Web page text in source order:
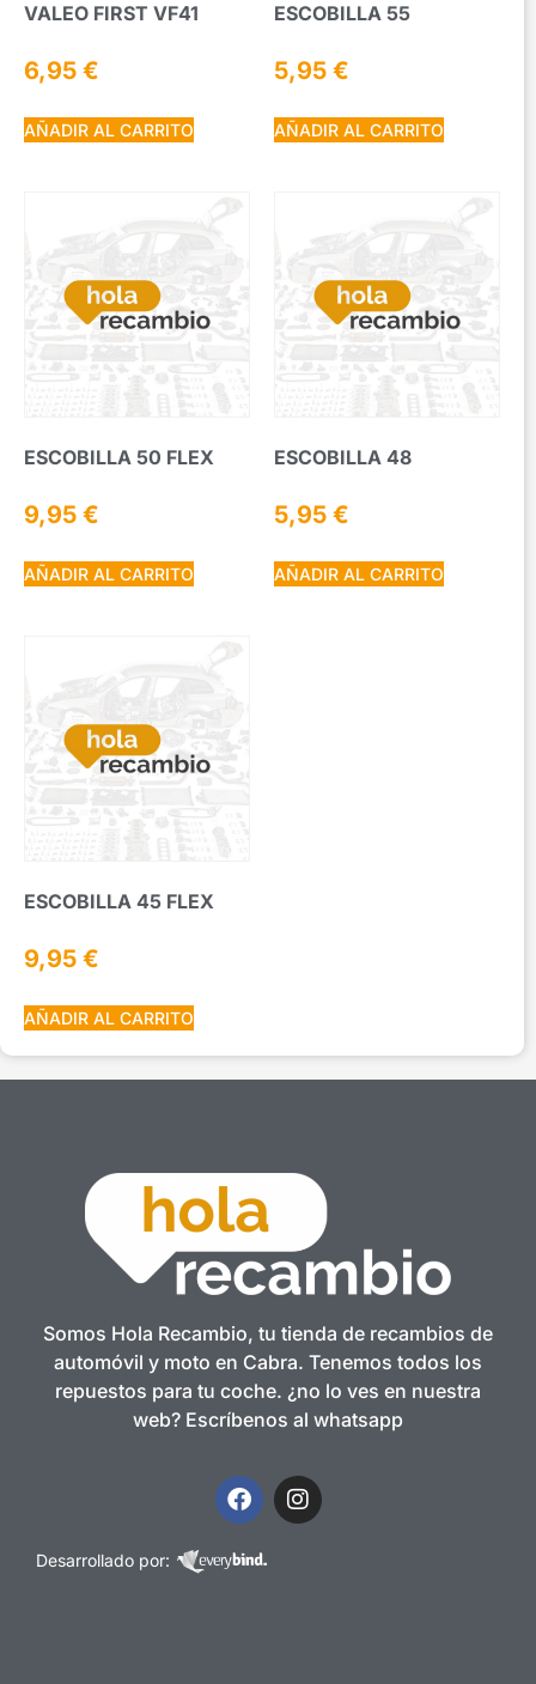
VALEO FIRST VF41
6,95 €
AÑADIR AL CARRITO
ESCOBILLA 55
5,95 €
AÑADIR AL CARRITO
ESCOBILLA 50 FLEX
9,95 €
AÑADIR AL CARRITO
ESCOBILLA 48
5,95 €
AÑADIR AL CARRITO
ESCOBILLA 45 FLEX
9,95 €
AÑADIR AL CARRITO
Somos Hola Recambio, tu tienda de recambios de
automóvil y moto en Cabra. Tenemos todos los
repuestos para tu coche. ¿no lo ves en nuestra
web? Escríbenos al whatsapp
Desarrollado por: